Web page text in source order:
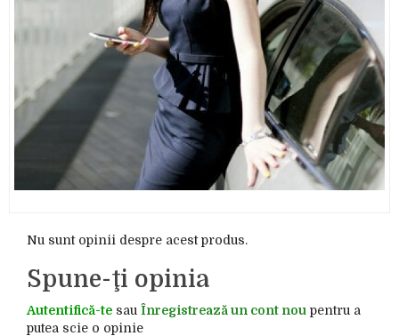
Nu sunt opinii despre acest produs.
Spune-ţi opinia
Autentifică-te sau Înregistrează un cont nou pentru a
putea scie o opinie